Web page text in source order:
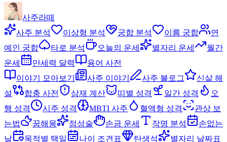
사주라떼
사주 분석
이상형 분석 궁합 분석 이름 궁합
연
예인 궁합
타로 분석 오늘의 운세 별자리 운세
월간
운세
만세력 달력
용어 사전
이야기 모아보기
사주 이야기 사주 블로그
신살 해
설
합충 사전 삼재 계산 띠별 성격 일간 성격
오
행 성격
시주 성격 MBTI 사주 혈액형 성격
관상 보
는법
꿈해몽 점성술 손금 운세 작명 분석
손없는
날
목적별 택일 나이 조견표 탄생석
별자리 날짜표